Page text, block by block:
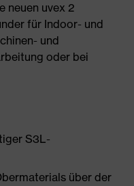
neuen uvex 2
für Indoor- und
und
oder bei
S3L-
über der